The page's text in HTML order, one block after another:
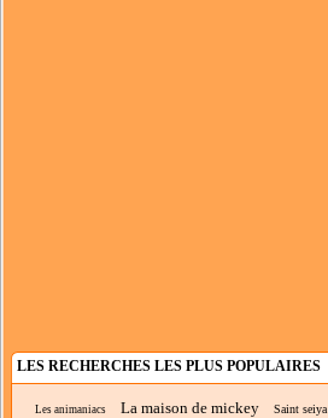
LES RECHERCHES LES PLUS POPULAIRES
Les animaniacs La maison de mickey Saint seiya